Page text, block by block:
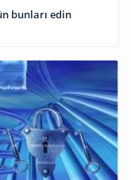
bunları edin